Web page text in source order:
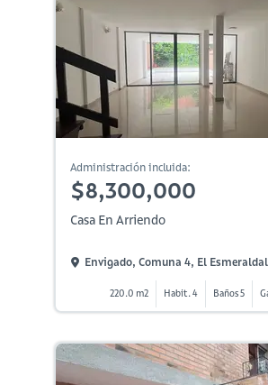
Administración incluida:
$8,300,000
Casa En Arriendo
Envigado, Comuna 4, El Esmeraldal
220.0 m2 Habit. 4 Baños 5